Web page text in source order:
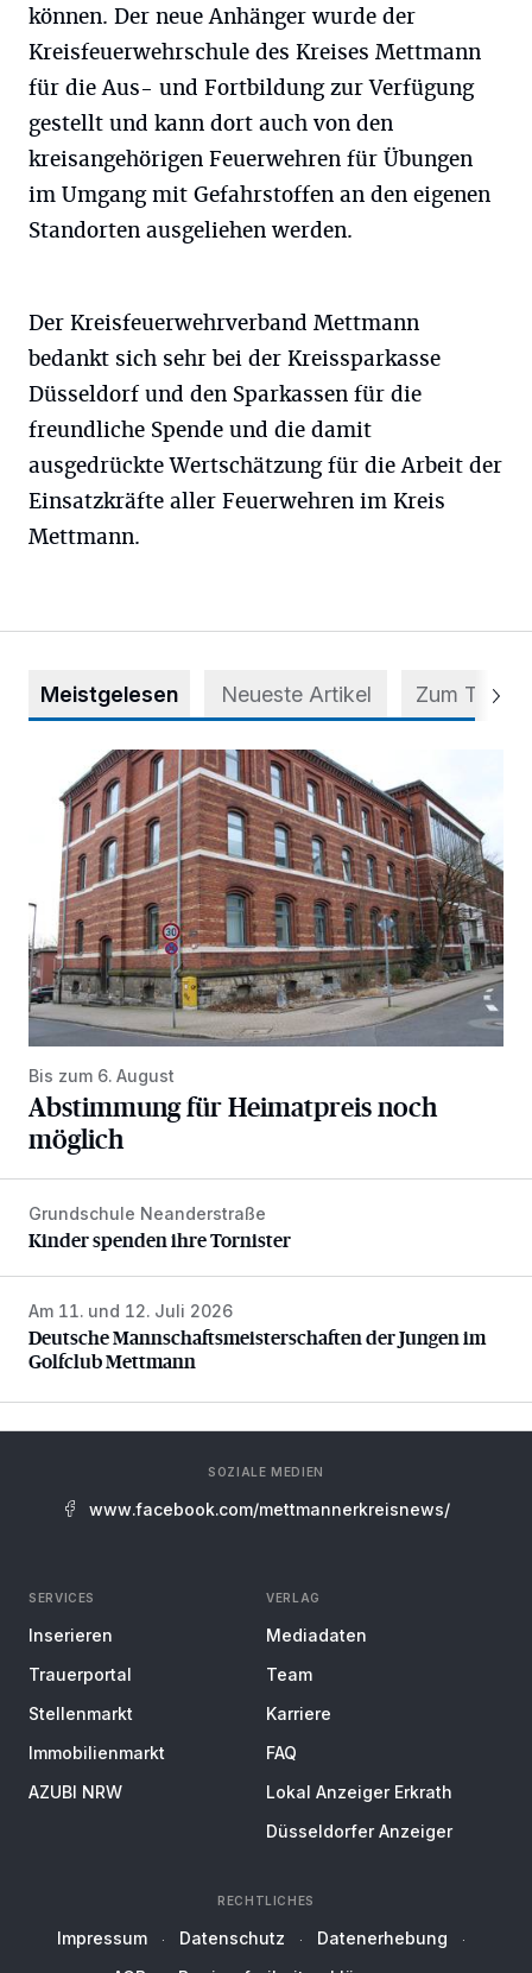
können. Der neue Anhänger wurde der
Kreisfeuerwehrschule des Kreises Mettmann
für die Aus- und Fortbildung zur Verfügung
gestellt und kann dort auch von den
kreisangehörigen Feuerwehren für Übungen
im Umgang mit Gefahrstoffen an den eigenen
Standorten ausgeliehen werden.
Der Kreisfeuerwehrverband Mettmann
bedankt sich sehr bei der Kreissparkasse
Düsseldorf und den Sparkassen für die
freundliche Spende und die damit
ausgedrückte Wertschätzung für die Arbeit der
Einsatzkräfte aller Feuerwehren im Kreis
Mettmann.
Meistgelesen Neueste Artikel Zum Thema
Abstimmung für Heimatpreis noch möglich
Bis zum 6. August
Abstimmung für Heimatpreis noch
möglich
Kinder spenden ihre Tornister
Grundschule Neanderstraße
Kinder spenden ihre Tornister
Deutsche Mannschaftsmeisterschaften der Jungen im
Am 11. und 12. Juli 2026
Deutsche Mannschaftsmeisterschaften der Jungen im
Golfclub Mettmann
SOZIALE MEDIEN
www.facebook.com/mettmannerkreisnews/
SERVICES
Inserieren
Trauerportal
Stellenmarkt
Immobilienmarkt
AZUBI NRW
VERLAG
Mediadaten
Team
Karriere
FAQ
Lokal Anzeiger Erkrath
Düsseldorfer Anzeiger
RECHTLICHES
Impressum Datenschutz
Datenerhebung